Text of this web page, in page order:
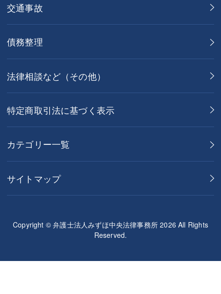
交通事故
債務整理
法律相談など（その他）
特定商取引法に基づく表示
カテゴリー一覧
サイトマップ
Copyright © 弁護士法人みずほ中央法律事務所 2026 All Rights
Reserved.